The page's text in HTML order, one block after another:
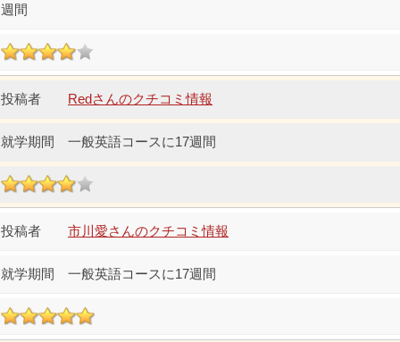
週間
Redさんのクチコミ情報
一般英語コースに17週間
市川愛さんのクチコミ情報
一般英語コースに17週間